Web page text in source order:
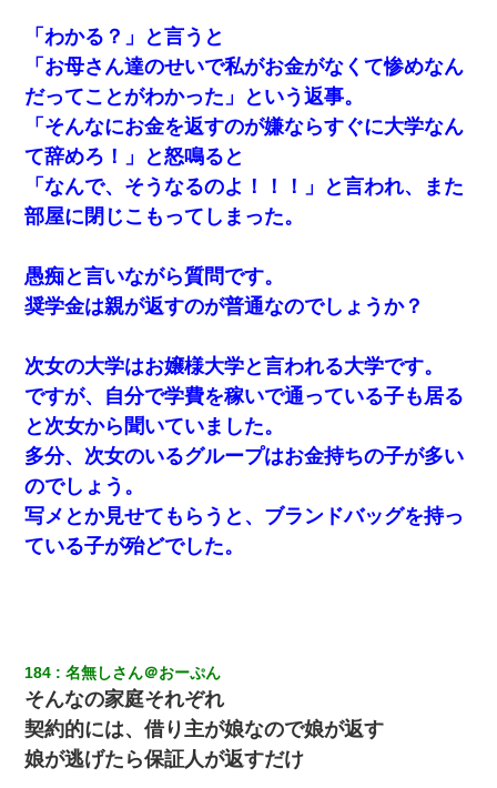
嫁が涙声で『会いたいね』とか言っているのが聞こえた。俺「こ
んな時間に誰と電話してんの？」嫁「ごめんなさい…！（大号
泣」俺（キターー）→
200万を貸したコウトから、追加で400万の申し込み、私「無理。
義弟より娘たちが大事」旦那「娘たちが成人したら別れよう」私
（は？）
ワイ144kg彼女98kgデブカップル、1年間毎日行為しまくった結
彼氏の家に泊まる事になり、ゲームで盛り上がってさぁ寝よう！
と電気を消すとミシッって音が…彼「ちょっと待ってて」→勢い
転職先が決まったので退職の意思を伝えたら。上司「無責任」
「簡単には辞めさせない」私（どうせ辞めるし…）→ 思いっきり
反論をしてみた
義兄嫁「娘が大学に入ったら下宿させて」私「しつこい、学校斡
旋のアパートに行け」→ 旦那が義兄に通報したら「志望校を変え
ろ！」とキレて・・・
【戦争】不妊の俺嫁に弟嫁が2日間4歳児を託児 俺嫁はそこまで気
にしてなかったが、あまりにも子供が俺嫁に懐くので最後らへん
顔引きつってた → そして弟嫁が迎えに来た翌日…
【衝撃】職場に入って来た綺麗な新人さんに職場を案内すること
「わかる？」と言うと
「お母さん達のせいで私がお金がなくて惨めなん
だってことがわかった」という返事。
「そんなにお金を返すのが嫌ならすぐに大学なん
て辞めろ！」と怒鳴ると
「なんで、そうなるのよ！！！」と言われ、また
部屋に閉じこもってしまった。
愚痴と言いながら質問です。
奨学金は親が返すのが普通なのでしょうか？
次女の大学はお嬢様大学と言われる大学です。
ですが、自分で学費を稼いで通っている子も居る
と次女から聞いていました。
多分、次女のいるグループはお金持ちの子が多い
のでしょう。
写メとか見せてもらうと、ブランドバッグを持っ
ている子が殆どでした。
184 名無しさん＠おーぷん
そんなの家庭それぞれ
契約的には、借り主が娘なので娘が返す
娘が逃げたら保証人が返すだけ